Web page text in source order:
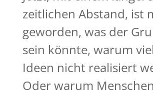
zeitlichen Abstand, ist
geworden, was der
sein könnte, warum
Ideen nicht realisiert
Oder warum Menschen